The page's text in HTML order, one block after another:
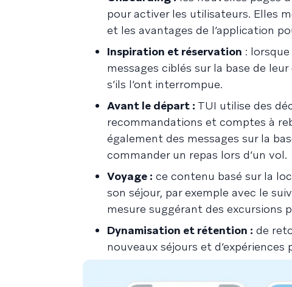
pour activer les utilisateurs. Elles
et les avantages de l’application
Inspiration et réservation :
messages ciblés sur la base de
s’ils l’ont interrompue.
Avant le départ : TUI utilise des
recommandations et comptes à
également des messages sur la
commander un repas lors d’un vol.
Voyage : ce contenu basé sur la
son séjour, par exemple avec le
mesure suggérant des excursions
Dynamisation et rétention : de
nouveaux séjours et